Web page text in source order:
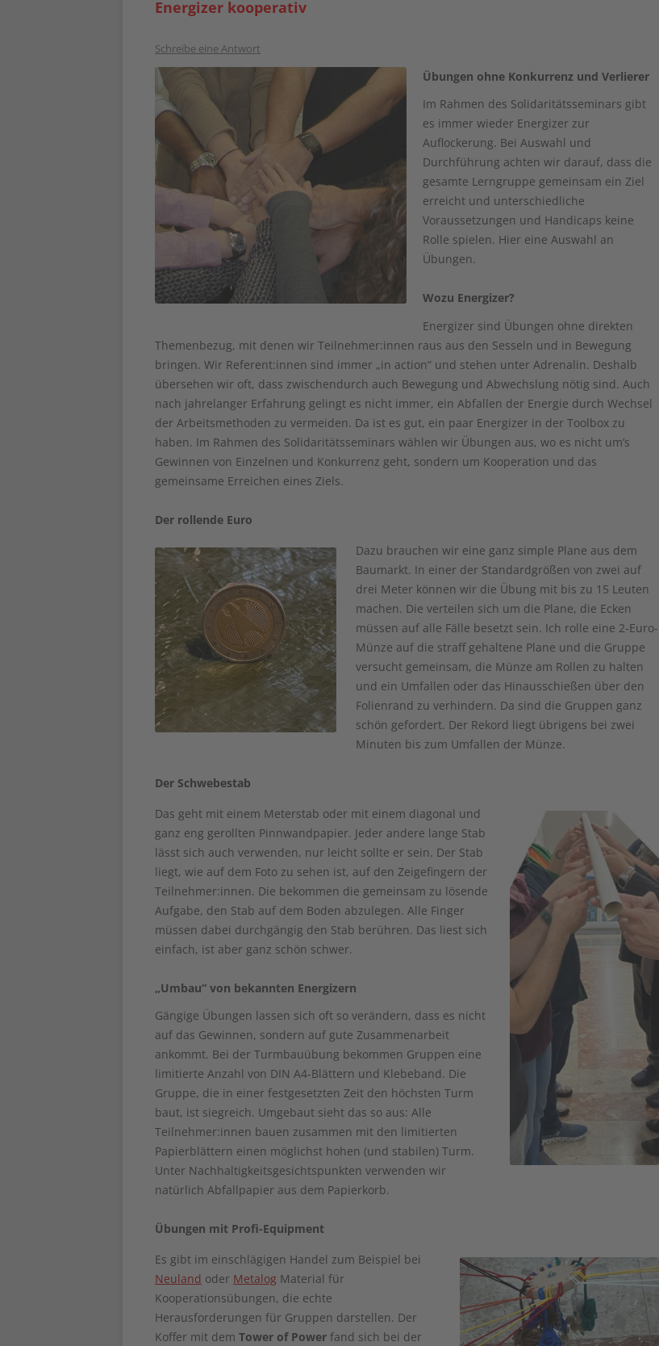
Energizer kooperativ
Schreibe eine Antwort
Übungen ohne Konkurrenz und Verlierer
Im Rahmen des Solidaritätsseminars gibt
es immer wieder Energizer zur
Auflockerung. Bei Auswahl und
Durchführung achten wir darauf, dass die
gesamte Lerngruppe gemeinsam ein Ziel
erreicht und unterschiedliche
Voraussetzungen und Handicaps keine
Rolle spielen. Hier eine Auswahl an
Übungen.
Wozu Energizer?
Energizer sind Übungen ohne direkten
Themenbezug, mit denen wir Teilnehmer:innen raus aus den Sesseln und in Bewegung
bringen. Wir Referent:innen sind immer „in action“ und stehen unter Adrenalin. Deshalb
übersehen wir oft, dass zwischendurch auch Bewegung und Abwechslung nötig sind. Auch
nach jahrelanger Erfahrung gelingt es nicht immer, ein Abfallen der Energie durch Wechsel
der Arbeitsmethoden zu vermeiden. Da ist es gut, ein paar Energizer in der Toolbox zu
haben. Im Rahmen des Solidaritätsseminars wählen wir Übungen aus, wo es nicht um’s
Gewinnen von Einzelnen und Konkurrenz geht, sondern um Kooperation und das
gemeinsame Erreichen eines Ziels.
Der rollende Euro
Dazu brauchen wir eine ganz simple Plane aus dem
Baumarkt. In einer der Standardgrößen von zwei auf
drei Meter können wir die Übung mit bis zu 15 Leuten
machen. Die verteilen sich um die Plane, die Ecken
müssen auf alle Fälle besetzt sein. Ich rolle eine 2-Euro-
Münze auf die straff gehaltene Plane und die Gruppe
versucht gemeinsam, die Münze am Rollen zu halten
und ein Umfallen oder das Hinausschießen über den
Folienrand zu verhindern. Da sind die Gruppen ganz
schön gefordert. Der Rekord liegt übrigens bei zwei
Minuten bis zum Umfallen der Münze.
Der Schwebestab
Das geht mit einem Meterstab oder mit einem diagonal und
ganz eng gerollten Pinnwandpapier. Jeder andere lange Stab
lässt sich auch verwenden, nur leicht sollte er sein. Der Stab
liegt, wie auf dem Foto zu sehen ist, auf den Zeigefingern der
Teilnehmer:innen. Die bekommen die gemeinsam zu lösende
Aufgabe, den Stab auf dem Boden abzulegen. Alle Finger
müssen dabei durchgängig den Stab berühren. Das liest sich
einfach, ist aber ganz schön schwer.
„Umbau“ von bekannten Energizern
Gängige Übungen lassen sich oft so verändern, dass es nicht
auf das Gewinnen, sondern auf gute Zusammenarbeit
ankommt. Bei der Turmbauübung bekommen Gruppen eine
limitierte Anzahl von DIN A4-Blättern und Klebeband. Die
Gruppe, die in einer festgesetzten Zeit den höchsten Turm
baut, ist siegreich. Umgebaut sieht das so aus: Alle
Teilnehmer:innen bauen zusammen mit den limitierten
Papierblättern einen möglichst hohen (und stabilen) Turm.
Unter Nachhaltigkeitsgesichtspunkten verwenden wir
natürlich Abfallpapier aus dem Papierkorb.
Übungen mit Profi-Equipment
Es gibt im einschlägigen Handel zum Beispiel bei
Neuland oder Metalog Material für
Kooperationsübungen, die echte
Herausforderungen für Gruppen darstellen. Der
Koffer mit dem Tower of Power fand sich bei der